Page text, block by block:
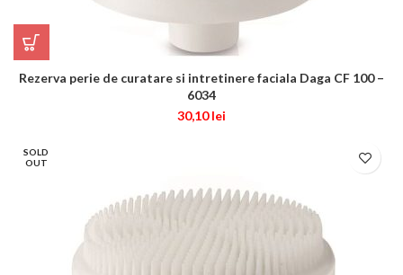
Rezerva perie de curatare si intretinere faciala Daga CF 100 –
6034
30,10lei
SOLD
OUT